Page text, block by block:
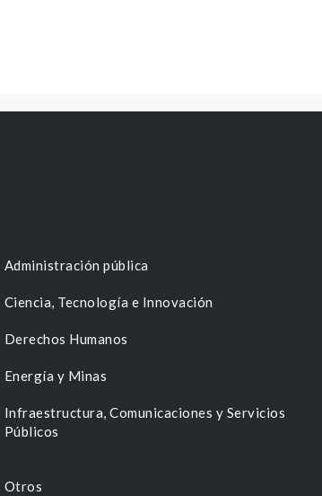
Administración pública
Ciencia, Tecnología e Innovación
Derechos Humanos
Energía y Minas
Infraestructura, Comunicaciones y Servicios
Públicos
Otros